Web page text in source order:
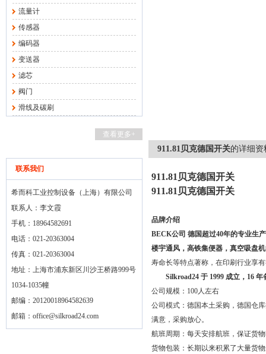
流量计
传感器
编码器
变送器
滤芯
阀门
滑线及碳刷
查看更多+
联系我们
希而科工业控制设备（上海）有限公司
联系人：李文霞
手机：18964582691
电话：021-20363004
传真：021-20363004
地址：上海市浦东新区川沙王桥路999号
1034-1035幢
邮编：20120018964582639
邮箱： office@silkroad24.com
911.81贝克德国开关的详细资
911.81贝克德国开关
911.81贝克德国开关
品牌介绍
BECK公司 德国超过40年的专业生
楼宇通风，高铁集便器，真空吸盘
寿命长等特点著称，在印刷行业享
Silkroad24 于 1999 成立， 16 年
公司规模： 100人左右
公司模式：德国本土采购，德国仓
满意，采购放心。
航班周期：每天安排航班，保证货
货物包装：长期以来积累了大量货